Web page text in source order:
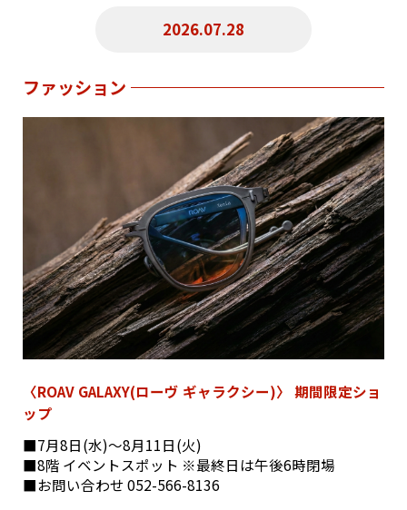
2026.07.28
ファッション
〈ROAV GALAXY(ローヴ ギャラクシー)〉 期間限定ショ
ップ
■7月8日(水)〜8月11日(火)
■8階 イベントスポット ※最終日は午後6時閉場
■お問い合わせ 052-566-8136